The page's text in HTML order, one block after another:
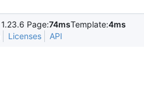
Page:74msTemplate:4ms
Licenses API